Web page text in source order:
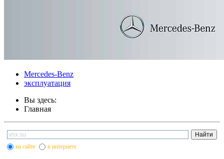
Mercedes-Benz
эксплуатация
Вы здесь:
Главная
на сайте в интернете